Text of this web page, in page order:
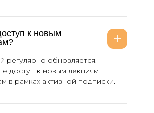
к новым
регулярно обновляется.
доступ к новым лекциям
в рамках активной подписки.